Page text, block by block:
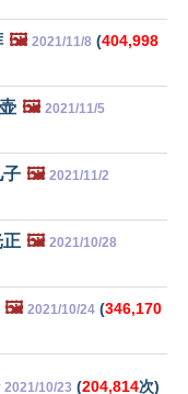
🖼️ 2021/11/8 (404,998
🖼️ 2021/11/5
子 🖼️ 2021/11/2
正 🖼️ 2021/10/28
🖼️ 2021/10/24 (346,170
2021/10/23 (204,814次)